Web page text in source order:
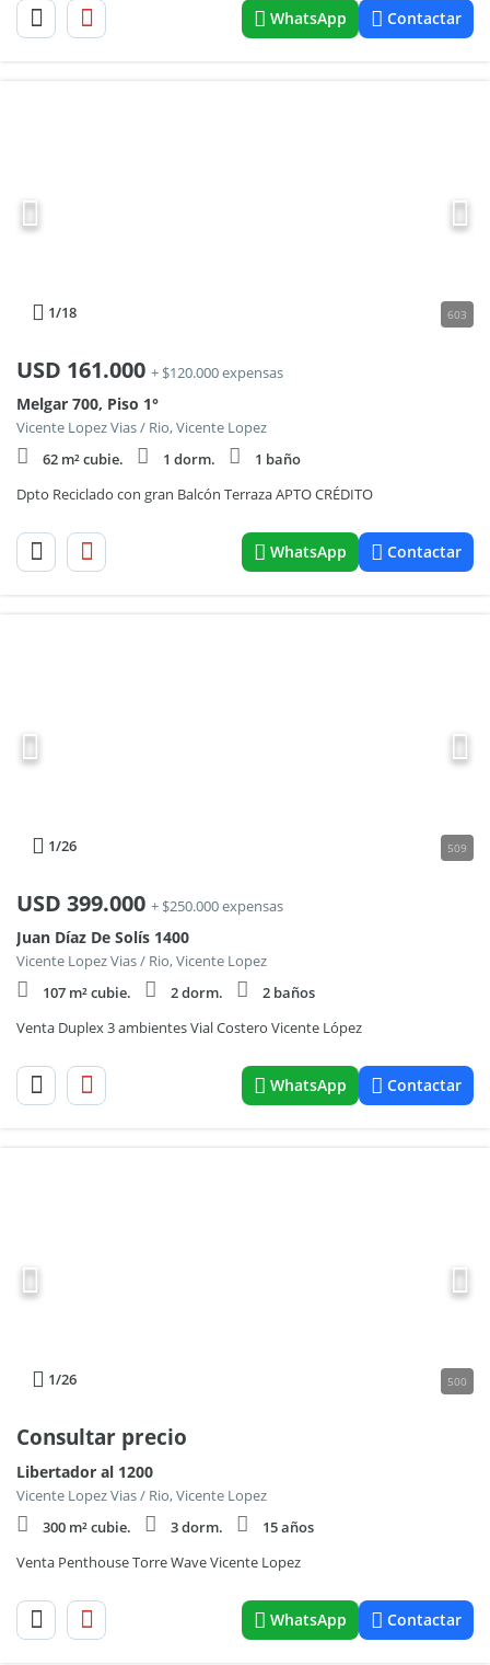
WhatsApp Contactar
1/18 603
USD 161.000 + $120.000 expensas
Melgar 700, Piso 1°
Vicente Lopez Vias / Rio, Vicente Lopez
62 m² cubie.
1 dorm.
1 baño
Dpto Reciclado con gran Balcón Terraza APTO CRÉDITO
WhatsApp Contactar
1/26 509
USD 399.000 + $250.000 expensas
Juan Díaz De Solís 1400
Vicente Lopez Vias / Rio, Vicente Lopez
107 m² cubie.
2 dorm.
2 baños
Venta Duplex 3 ambientes Vial Costero Vicente López
WhatsApp Contactar
1/26 500
Consultar precio
Libertador al 1200
Vicente Lopez Vias / Rio, Vicente Lopez
300 m² cubie.
3 dorm.
15 años
Venta Penthouse Torre Wave Vicente Lopez
WhatsApp Contactar